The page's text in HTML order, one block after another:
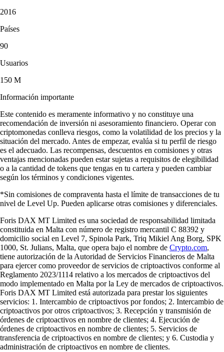
2016
Países
90
Usuarios
150 M
Información importante
Este contenido es meramente informativo y no constituye una
recomendación de inversión ni asesoramiento financiero. Operar con
criptomonedas conlleva riesgos, como la volatilidad de los precios y la
situación del mercado. Antes de empezar, evalúa si tu perfil de riesgo
es el adecuado. Las recompensas, descuentos en comisiones y otras
ventajas mencionadas pueden estar sujetas a requisitos de elegibilidad
o a la cantidad de tokens que tengas en tu cartera y pueden cambiar
según los términos y condiciones vigentes.
*Sin comisiones de compraventa hasta el límite de transacciones de tu
nivel de Level Up. Pueden aplicarse otras comisiones y diferenciales.
Foris DAX MT Limited es una sociedad de responsabilidad limitada
constituida en Malta con número de registro mercantil C 88392 y
domicilio social en Level 7, Spinola Park, Triq Mikiel Ang Borg, SPK
1000, St. Julians, Malta, que opera bajo el nombre de Crypto.com,
tiene autorización de la Autoridad de Servicios Financieros de Malta
para ejercer como proveedor de servicios de criptoactivos conforme al
Reglamento 2023/1114 relativo a los mercados de criptoactivos del
modo implementado en Malta por la Ley de mercados de criptoactivos.
Foris DAX MT Limited está autorizada para prestar los siguientes
servicios: 1. Intercambio de criptoactivos por fondos; 2. Intercambio de
criptoactivos por otros criptoactivos; 3. Recepción y transmisión de
órdenes de criptoactivos en nombre de clientes; 4. Ejecución de
órdenes de criptoactivos en nombre de clientes; 5. Servicios de
transferencia de criptoactivos en nombre de clientes; y 6. Custodia y
administración de criptoactivos en nombre de clientes.